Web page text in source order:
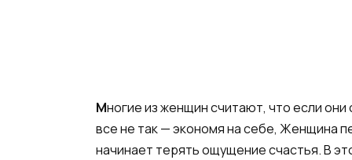
Многие из женщин считают, что если
все не так — экономя на себе, Женщина
начинает терять ощущение счастья. В